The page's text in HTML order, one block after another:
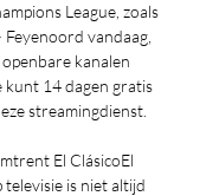
League, zoals
vandaag,
kanalen
kunt 14 dagen gratis
streamingdienst.
El ClásicoEl
televisie is niet altijd